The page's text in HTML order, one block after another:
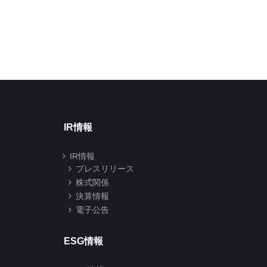
IR情報
IR情報
プレスリリース
株式関係
決算情報
電子公告
ESG情報